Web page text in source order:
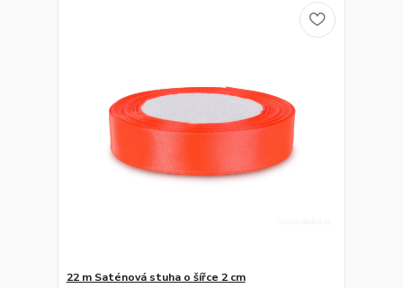
22 m Saténová stuha o šířce 2 cm